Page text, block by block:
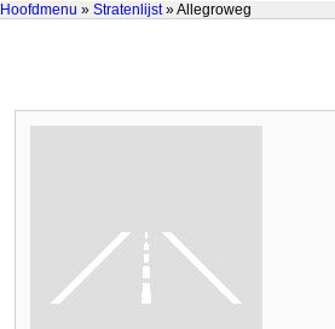
Hoofdmenu » Stratenlijst» Allegroweg